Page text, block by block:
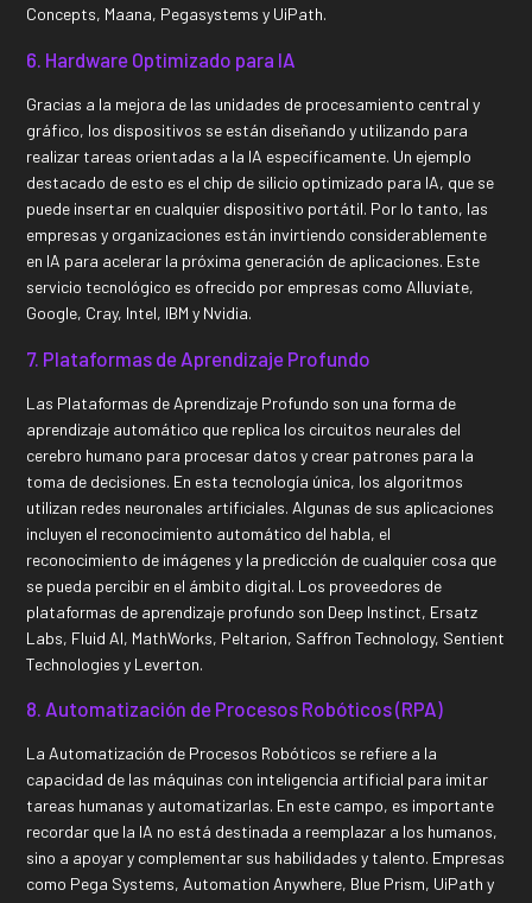
Concepts, Maana, Pegasystems y UiPath.
6. Hardware Optimizado para IA
Gracias a la mejora de las unidades de procesamiento central y
gráfico, los dispositivos se están diseñando y utilizando para
realizar tareas orientadas a la IA específicamente. Un ejemplo
destacado de esto es el chip de silicio optimizado para IA, que se
puede insertar en cualquier dispositivo portátil. Por lo tanto, las
empresas y organizaciones están invirtiendo considerablemente
en IA para acelerar la próxima generación de aplicaciones. Este
servicio tecnológico es ofrecido por empresas como Alluviate,
Google, Cray, Intel, IBM y Nvidia.
7. Plataformas de Aprendizaje Profundo
Las Plataformas de Aprendizaje Profundo son una forma de
aprendizaje automático que replica los circuitos neurales del
cerebro humano para procesar datos y crear patrones para la
toma de decisiones. En esta tecnología única, los algoritmos
utilizan redes neuronales artificiales. Algunas de sus aplicaciones
incluyen el reconocimiento automático del habla, el
reconocimiento de imágenes y la predicción de cualquier cosa que
se pueda percibir en el ámbito digital. Los proveedores de
plataformas de aprendizaje profundo son Deep Instinct, Ersatz
Labs, Fluid AI, MathWorks, Peltarion, Saffron Technology, Sentient
Technologies y Leverton.
8. Automatización de Procesos Robóticos (RPA)
La Automatización de Procesos Robóticos se refiere a la
capacidad de las máquinas con inteligencia artificial para imitar
tareas humanas y automatizarlas. En este campo, es importante
recordar que la IA no está destinada a reemplazar a los humanos,
sino a apoyar y complementar sus habilidades y talento. Empresas
como Pega Systems, Automation Anywhere, Blue Prism, UiPath y